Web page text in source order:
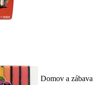
Domov a zábava